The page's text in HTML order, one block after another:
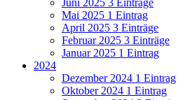
Juni 2025 3 Einträge
Mai 2025 1 Eintrag
April 2025 3 Einträge
Februar 2025 3 Einträge
Januar 2025 1 Eintrag
2024
Dezember 2024 1 Eintrag
Oktober 2024 1 Eintrag